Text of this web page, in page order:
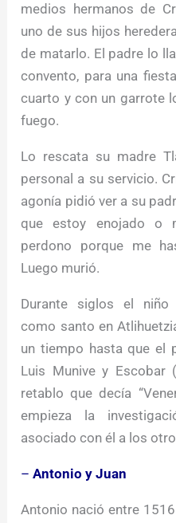
medios hermanos de
uno de sus hijos
de matarlo. El padre lo
convento, para una
cuarto y con un garrote
fuego.
Lo rescata su madre
personal a su servicio.
agonía pidió ver a su
que estoy enojado o
perdono porque me
Luego murió.
Durante siglos el niño
como santo en
un tiempo hasta que el
Luis Munive y Escobar
retablo que decía
empieza la
asociado con él a los
– Antonio y Juan
Antonio nació entre